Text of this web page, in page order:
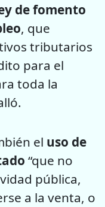
de fomento
, que
tributarios
para el
toda la
el uso de
“que no
pública,
a la venta, o